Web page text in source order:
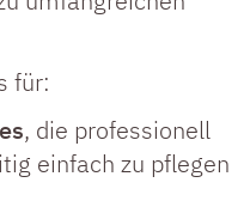
für:
, die professionell
einfach zu pflegen